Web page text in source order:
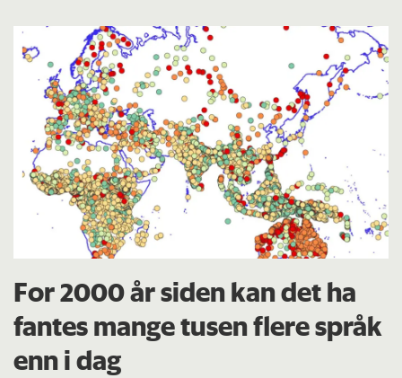
For 2000 år siden kan det ha
fantes mange tusen flere språk
enn i dag